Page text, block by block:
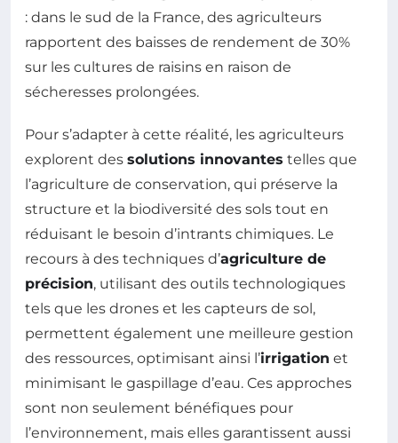
: dans le sud de la France, des agriculteurs
rapportent des baisses de rendement de 30%
sur les cultures de raisins en raison de
sécheresses prolongées.
Pour s’adapter à cette réalité, les agriculteurs
explorent des solutions innovantes telles que
l’agriculture de conservation, qui préserve la
structure et la biodiversité des sols tout en
réduisant le besoin d’intrants chimiques. Le
recours à des techniques d’agriculture de
précision, utilisant des outils technologiques
tels que les drones et les capteurs de sol,
permettent également une meilleure gestion
des ressources, optimisant ainsi l’irrigation et
minimisant le gaspillage d’eau. Ces approches
sont non seulement bénéfiques pour
l’environnement, mais elles garantissent aussi